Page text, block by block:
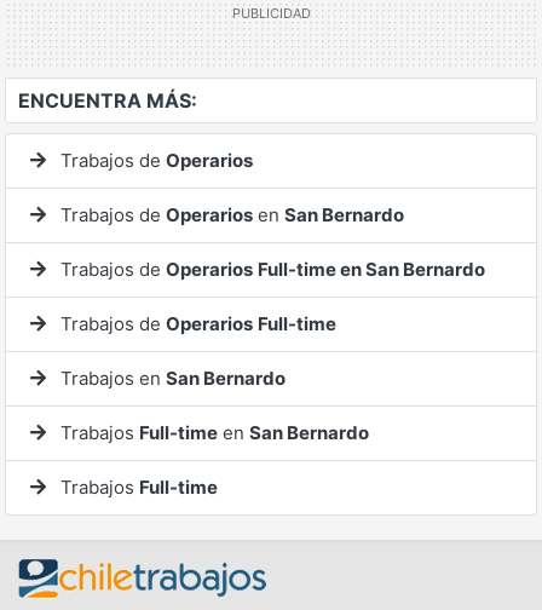
ENCUENTRA MÁS:
Trabajos de Operarios
Trabajos de Operarios en San Bernardo
Trabajos de Operarios Full-time en San Bernardo
Trabajos de Operarios Full-time
Trabajos en San Bernardo
Trabajos Full-time en San Bernardo
Trabajos Full-time